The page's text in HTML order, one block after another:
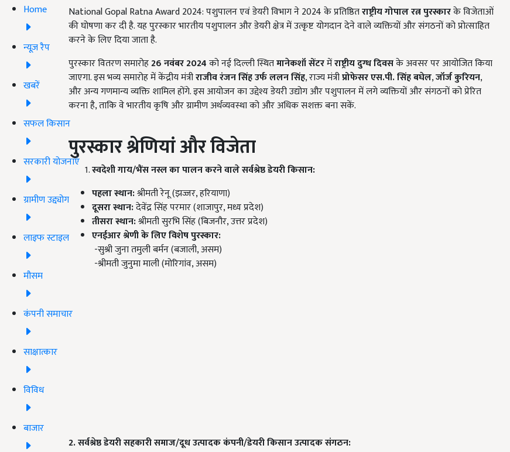
Home
न्यूज़ रैप
खबरें
सफल किसान
सरकारी योजनाएं
ग्रामीण उद्द्योग
लाइफ स्टाइल
मौसम
कंपनी समाचार
साक्षात्कार
विविध
बाजार
National Gopal Ratna Award 2024: पशुपालन एवं डेयरी विभाग ने 2024 के प्रतिष्ठितराष्ट्रीय गोपाल रत्न पुरस्कारके विजेताओं
की घोषणा कर दी है. यह पुरस्कार भारतीय पशुपालन और डेयरी क्षेत्र में उत्कृष्ट योगदान देने वाले व्यक्तियों और संगठनों को प्रोत्साहित
करने के लिए दिया जाता है.
पुरस्कार वितरण समारोह26नवंबर 2024को नई दिल्ली स्थितमानेकशॉ सेंटरमेंराष्ट्रीय दुग्ध दिवसके अवसर पर आयोजित किया
जाएगा. इस भव्य समारोह में केंद्रीय मंत्रीराजीव रंजन सिंह उर्फ ललन सिंह, राज्य मंत्रीप्रोफेसर एस.पी. सिंह बघेल,जॉर्ज कुरियन,
और अन्य गणमान्य व्यक्ति शामिल होंगे. इस आयोजन का उद्देश्य डेयरी उद्योग और पशुपालन में लगे व्यक्तियों और संगठनों को प्रेरित
करना है, ताकि वे भारतीय कृषि और ग्रामीण अर्थव्यवस्था को और अधिक सशक्त बना सकें.
पुरस्कार श्रेणियां और विजेता
स्वदेशी गाय/भैंस नस्ल का पालन करने वाले सर्वश्रेष्ठ डेयरी किसान:
पहला स्थान:श्रीमती रेनू (झज्जर, हरियाणा)
दूसरा स्थान:देवेंद्र सिंह परमार (शाजापुर, मध्य प्रदेश)
तीसरा स्थान:श्रीमती सुरभि सिंह (बिजनौर, उत्तर प्रदेश)
एनईआर श्रेणी के लिए विशेष पुरस्कार:
-सुश्री जुना तमुली बर्मन (बजाली, असम)
-श्रीमती जुनुमा माली (मोरिगांव, असम)
2. सर्वश्रेष्ठ डेयरी सहकारी समाज/दूध उत्पादक कंपनी/डेयरी किसान उत्पादक संगठन: